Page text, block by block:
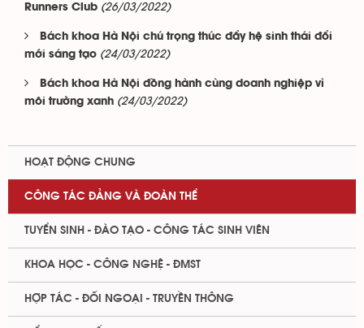
Runners Club (26/03/2022)
Bách khoa Hà Nội chú trọng thúc đẩy hệ sinh thái đổi
mới sáng tạo (24/03/2022)
Bách khoa Hà Nội đồng hành cùng doanh nghiệp vì
môi trường xanh (24/03/2022)
HOẠT ĐỘNG CHUNG
CÔNG TÁC ĐẢNG VÀ ĐOÀN THỂ
TUYỂN SINH - ĐÀO TẠO - CÔNG TÁC SINH VIÊN
KHOA HỌC - CÔNG NGHỆ - ĐMST
HỢP TÁC - ĐỐI NGOẠI - TRUYỀN THÔNG